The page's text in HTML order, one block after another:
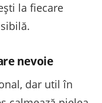
la fiecare
nevoie
dar util în